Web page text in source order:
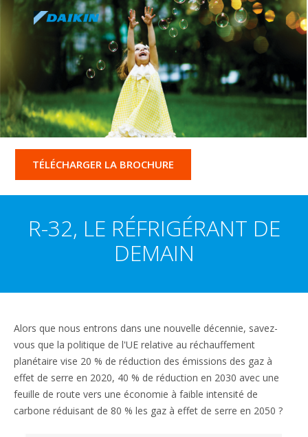
TÉLÉCHARGER LA BROCHURE
R-32, LE RÉFRIGÉRANT DE
DEMAIN
Alors que nous entrons dans une nouvelle décennie, savez-
vous que la politique de l'UE relative au réchauffement
planétaire vise 20 % de réduction des émissions des gaz à
effet de serre en 2020, 40 % de réduction en 2030 avec une
feuille de route vers une économie à faible intensité de
carbone réduisant de 80 % les gaz à effet de serre en 2050 ?